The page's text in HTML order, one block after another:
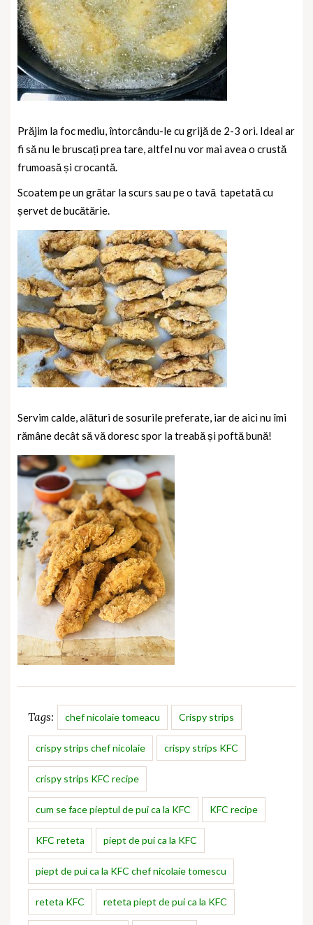
Prăjim la foc mediu, întorcându-le cu grijă de 2-3 ori. Ideal ar
fi să nu le bruscați prea tare, altfel nu vor mai avea o crustă
frumoasă și crocantă.
Scoatem pe un grătar la scurs sau pe o tavă tapetată cu
șervet de bucătărie.
Servim calde, alături de sosurile preferate, iar de aici nu îmi
rămâne decât să vă doresc spor la treabă și poftă bună!
Tags: chef nicolaie tomeacu Crispy strips
crispy strips chef nicolaie crispy strips KFC
crispy strips KFC recipe
cum se face pieptul de pui ca la KFC KFC recipe
KFC reteta piept de pui ca la KFC
piept de pui ca la KFC chef nicolaie tomescu
reteta KFC reteta piept de pui ca la KFC